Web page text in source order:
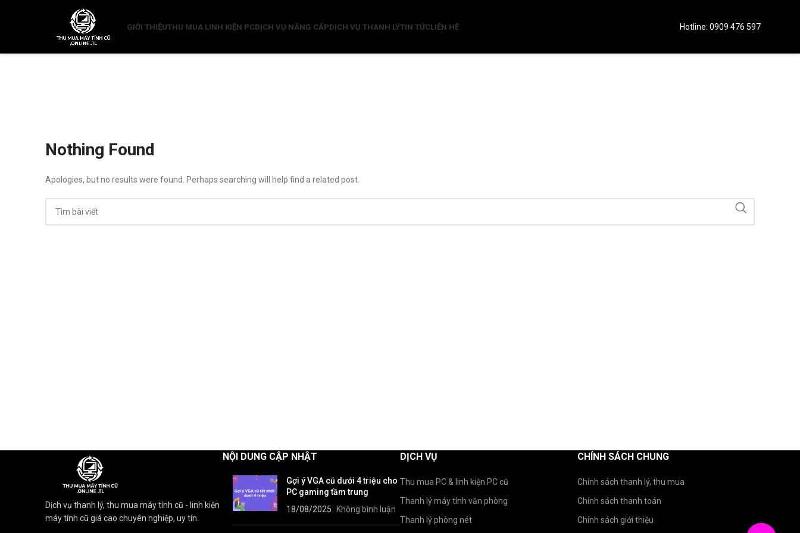
GIỚI THIỆUTHU MUA LINH KIỆN PCDỊCH VỤ NÂNG CẤPDỊCH VỤ THANH LÝTIN TỨCLIÊN HỆ Hotline: 0909 476 597
Nothing Found
Apologies, but no results were found. Perhaps searching will help find a related post.
Dịch vụ thanh lý, thu mua máy tính cũ - linh kiện
máy tính cũ giá cao chuyên nghiệp, uy tín.
NỘI DUNG CẬP NHẬT
Gợi ý VGA cũ dưới 4 triệu cho
PC gaming tầm trung
18/08/2025 Không bình luận
DỊCH VỤ
Thu mua PC & linh kiện PC cũ
Thanh lý máy tính văn phòng
Thanh lý phòng nét
CHÍNH SÁCH CHUNG
Chính sách thanh lý, thu mua
Chính sách thanh toán
Chính sách giới thiệu